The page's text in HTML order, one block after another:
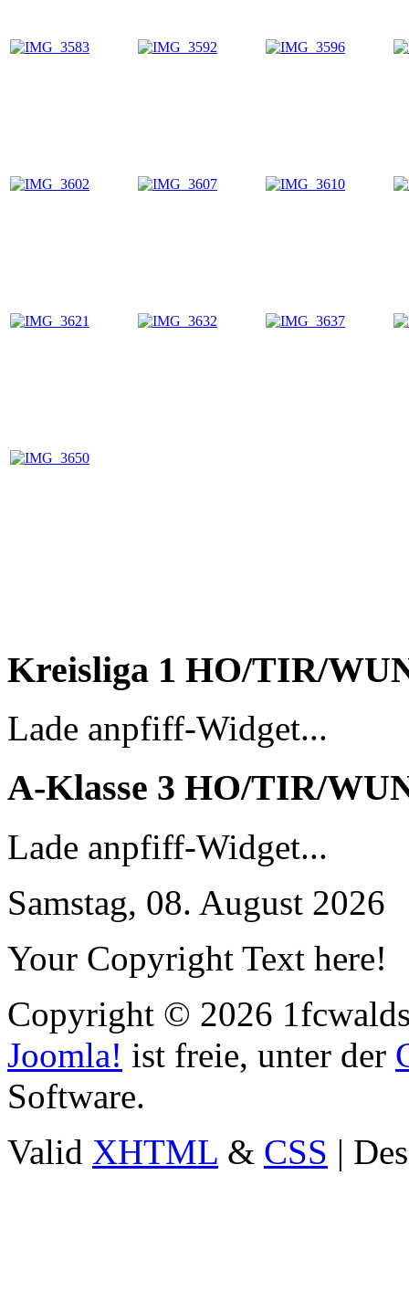
Kreisliga 1 HO/TIR/
Lade anpfiff-Widget...
A-Klasse 3 HO/TIR/
Lade anpfiff-Widget...
Samstag, 08. August 2026
Your Copyright Text here!
Copyright © 2026
Joomla! ist freie, unter der
Software.
Valid XHTML & CSS |